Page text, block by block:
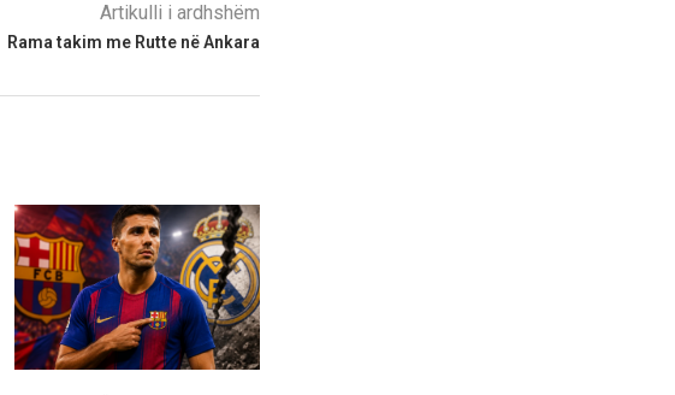
Artikulli i ardhshëm
Rama takim me Rutte në Ankara